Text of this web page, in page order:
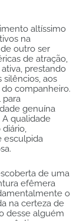
altíssimo
na
outro ser
de atração,
prestando
silêncios, aos
companheiro.
para
genuína
qualidade
esculpida
de uma
efêmera
o
na certeza de
desse alguém